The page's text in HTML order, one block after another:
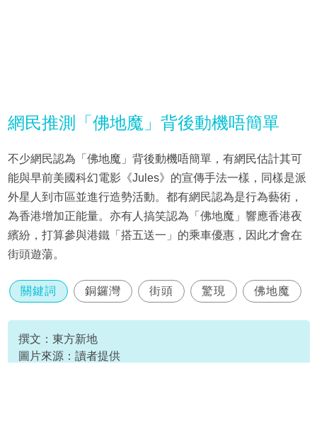
網民推測「佛地魔」背後動機唔簡單
不少網民認為「佛地魔」背後動機唔簡單，有網民估計其可
能與早前美國科幻電影《Jules》的宣傳手法一樣，同樣是派
外星人到市區並進行造勢活動。都有網民認為是行為藝術，
為香港增加正能量。亦有人搞笑認為「佛地魔」響應香港夜
繽紛，打算參與港鐵「搭五送一」的乘車優惠，因此才會在
街頭遊蕩。
關鍵詞 銅鑼灣 街頭 驚現 佛地魔
撰文：東方新地
圖片來源：讀者提供